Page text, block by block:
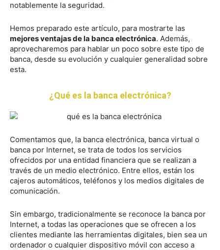
notablemente la seguridad.
Hemos preparado este artículo, para mostrarte las
mejores ventajas de la banca electrónica. Además,
aprovecharemos para hablar un poco sobre este tipo de
banca, desde su evolución y cualquier generalidad sobre
esta.
¿Qué es la banca electrónica?
Comentamos que, la banca electrónica, banca virtual o
banca por Internet, se trata de todos los servicios
ofrecidos por una entidad financiera que se realizan a
través de un medio electrónico. Entre ellos, están los
cajeros automáticos, teléfonos y los medios digitales de
comunicación.
Sin embargo, tradicionalmente se reconoce la banca por
Internet, a todas las operaciones que se ofrecen a los
clientes mediante las herramientas digitales, bien sea un
ordenador o cualquier dispositivo móvil con acceso a